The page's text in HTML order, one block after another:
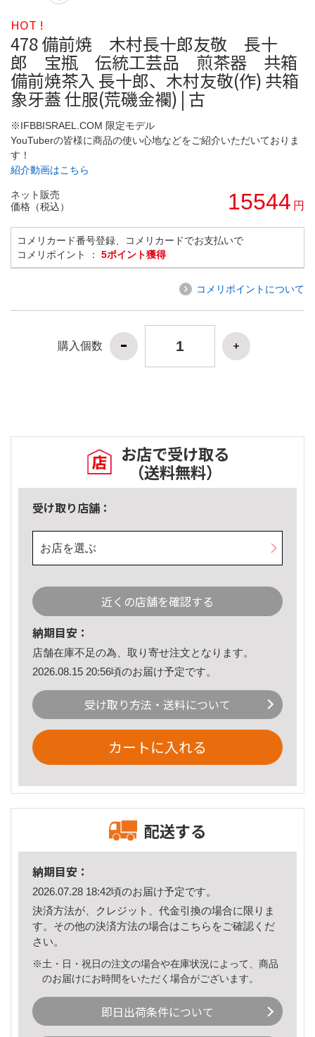
HOT !
478 備前焼 木村長十郎友敬 長十
郎 宝瓶 伝統工芸品 煎茶器 共箱
備前焼茶入 長十郎、木村友敬(作) 共箱
象牙蓋 仕服(荒磯金襴) | 古
※IFBBISRAEL.COM 限定モデル
YouTuberの皆様に商品の使い心地などをご紹介いただいておりま
す！
紹介動画はこちら
ネット販売
価格（税込）
15544 円
コメリカード番号登録、コメリカードでお支払いで
コメリポイント ： 5ポイント獲得
コメリポイントについて
購入個数
お店で受け取る
（送料無料）
受け取り店舗：
お店を選ぶ
近くの店舗を確認する
納期目安：
店舗在庫不足の為、取り寄せ注文となります。
2026.08.15 20:56頃のお届け予定です。
受け取り方法・送料について
カートに入れる
配送する
納期目安：
2026.07.28 18:42頃のお届け予定です。
決済方法が、クレジット、代金引換の場合に限りま
す。その他の決済方法の場合はこちら をご確認くだ
さい。
※土・日・祝日の注文の場合や在庫状況によって、商品
のお届けにお時間をいただく場合がございます。
即日出荷条件について